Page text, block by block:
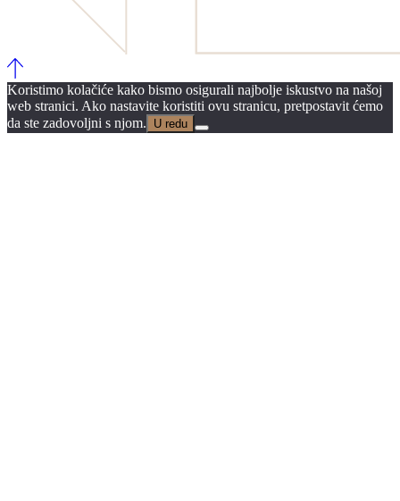
Koristimo kolačiće kako bismo osigurali najbolje iskustvo na našoj
web stranici. Ako nastavite koristiti ovu stranicu, pretpostavit ćemo
da ste zadovoljni s njom.
U redu